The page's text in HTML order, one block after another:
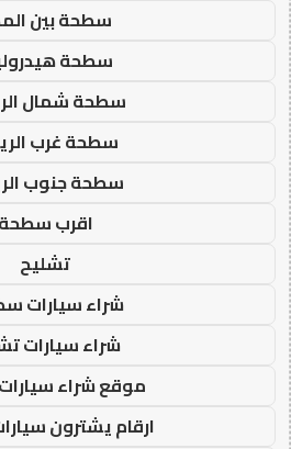
سطحة بين
سطحة
سطحة شمال
سطحة غرب
سطحة جنوب
اقرب سطحة
تشليح
شراء سيارات
شراء سيارات
موقع شراء
ارقام يشترون